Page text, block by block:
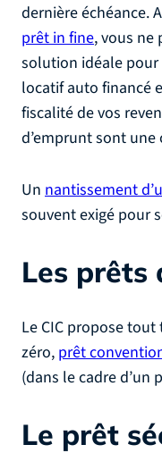
dernière échéance.
prêt in fine, vous ne
solution idéale
locatif auto financé
fiscalité de vos
d’emprunt sont
Un nantissement
souvent exigé pour
Les prêts
Le CIC propose tout
zéro, prêt
(dans le cadre d’un
Le prêt